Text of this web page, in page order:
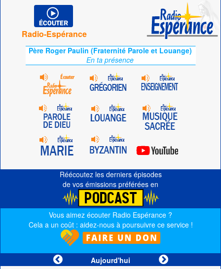
Radio-Espérance
Père Roger Paulin (Fraternité Parole et Louange)
En ta présence
Réécoutez les derniers épisodes
de vos émissions préférées en
Vous aimez écouter Radio Espérance ?
Cela a un coût : aidez-nous à poursuivre ce service !
Aujourd'hui